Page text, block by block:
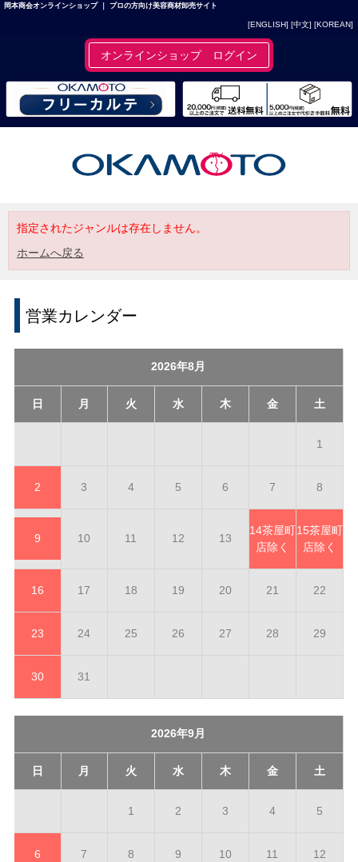
岡本商会オンラインショップ ｜ プロの方向け美容商材卸売サイト
[ENGLISH] [中文] [KOREAN]
オンラインショップ ログイン
指定されたジャンルは存在しません。
ホームへ戻る
営業カレンダー
2026年8月
日 月 火 水 木 金 土
1
2 3 4 5 6 7 8
9 10 11 12 13
14茶屋町
店除く
15茶屋町
店除く
16 17 18 19 20 21 22
23 24 25 26 27 28 29
30 31
2026年9月
日 月 火 水 木 金 土
1 2 3 4 5
6 7 8 9 10 11 12